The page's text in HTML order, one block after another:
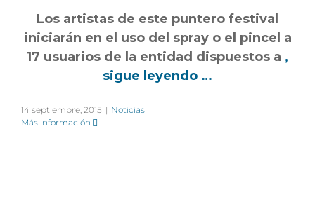
Los artistas de este puntero festival
iniciarán en el uso del spray o el pincel a
17 usuarios de la entidad dispuestos a ,
sigue leyendo …
14 septiembre, 2015 | Noticias
Más información